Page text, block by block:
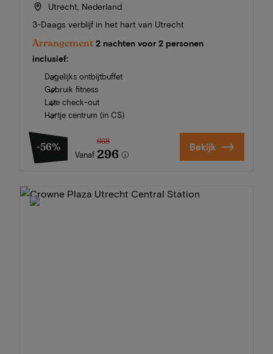
Utrecht, Nederland
3-Daags verblijf in het hart van Utrecht
Arrangement 2 nachten voor 2 personen
inclusief:
Dagelijks ontbijtbuffet
Gebruik fitness
Late check-out
Hartje centrum (in CS)
-56%
Vanaf
668
296 Bekijk